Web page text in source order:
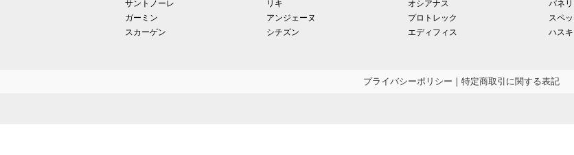
サントノーレ
ガーミン
スカーゲン
リキ
アンジェーヌ
シチズン
オシアナス
プロトレック
エディフィス
バネ
スペ
ハス
プライバシーポリシー ｜ 特定商取引に関する表記